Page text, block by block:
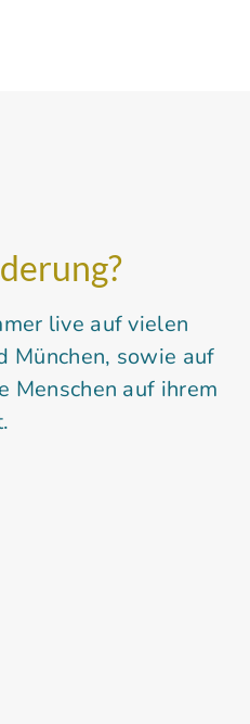
live auf vielen
München, sowie auf
Menschen auf ihrem